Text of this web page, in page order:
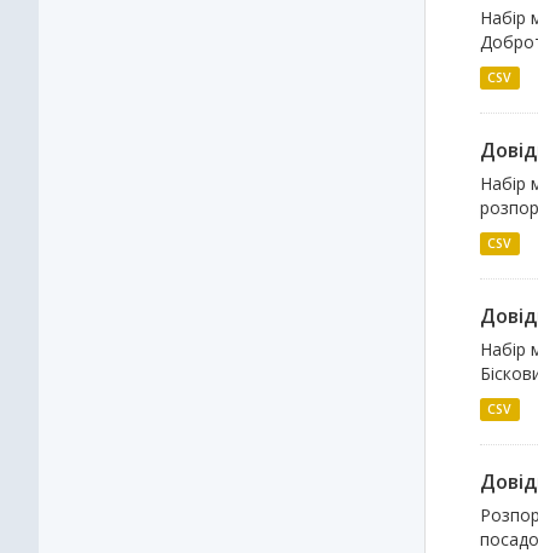
Набір
CSV
Набір
CSV
Набір
CSV